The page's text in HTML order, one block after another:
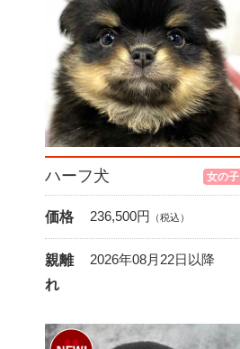
ハーフ犬 女の子
価格 236,500円 （税込）
親離
れ
2026年08月22日以降